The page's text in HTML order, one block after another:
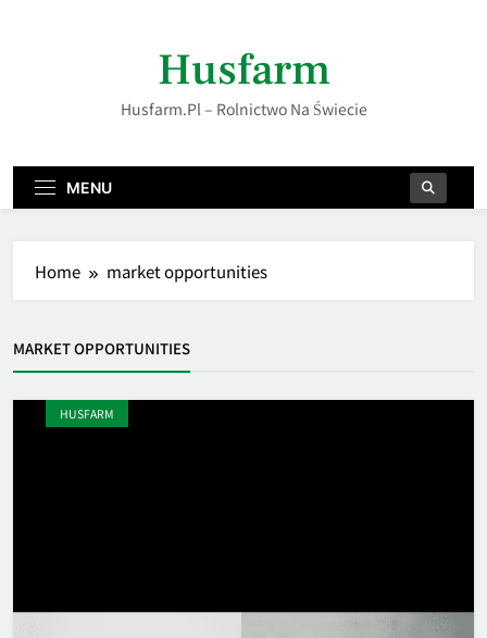
Husfarm
Husfarm.pl – Rolnictwo Na Świecie
MENU
Home market opportunities
MARKET OPPORTUNITIES
HUSFARM